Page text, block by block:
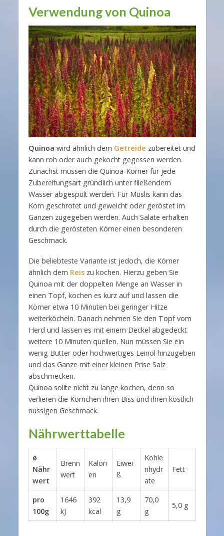
Verwendung von Quinoa
Quinoa wird ähnlich dem Getreide zubereitet und
kann roh oder auch gekocht gegessen werden.
Zunächst müssen die Quinoa-Körner für jede
Zubereitungsart gründlich unter fließendem
Wasser abgespült werden. Für Müslis kann das
Korn geschrotet und geweicht oder geröstet im
Ganzen zugegeben werden. Auch Salate erhalten
durch die gerösteten Körner einen besonderen
Geschmack.
Die beliebteste Variante ist jedoch, die Körner
ähnlich dem Reiszu kochen. Hierzu geben Sie
Quinoa mit der doppelten Menge an Wasser in
einen Topf, kochen es kurz auf und lassen die
Körner etwa 10 Minuten bei geringer Hitze
weiterköcheln. Danach nehmen Sie den Topf vom
Herd und lassen es mit einem Deckel abgedeckt
weitere 10 Minuten quellen. Nun müssen Sie ein
wenig Butter oder hochwertiges Leinöl hinzugeben
und das Ganze mit einer kleinen Prise Salz
abschmecken.
Quinoa sollte nicht zu lange kochen, denn so
verlieren die Körnchen ihren Biss und ihren köstlich
nussigen Geschmack.
Nährwerttabelle
ø
Nähr
wert
Brenn
wert
Kalori
en
Eiwei
ß
Kohle
nhydr
ate
Fett
pro
100g
1646
kJ
392
kcal
13,9
g
70,0
g
5,0 g